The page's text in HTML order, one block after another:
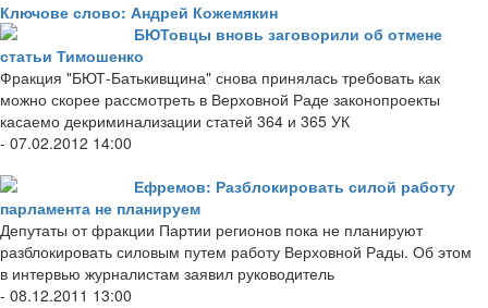
Ключове слово: Андрей Кожемякин
БЮТовцы вновь заговорили об отмене
статьи Тимошенко
Фракция "БЮТ-Батькивщина" снова принялась требовать как
можно скорее рассмотреть в Верховной Раде законопроекты
касаемо декриминализации статей 364 и 365 УК
- 07.02.2012 14:00
Ефремов: Разблокировать силой работу
парламента не планируем
Депутаты от фракции Партии регионов пока не планируют
разблокировать силовым путем работу Верховной Рады. Об этом
в интервью журналистам заявил руководитель
- 08.12.2011 13:00